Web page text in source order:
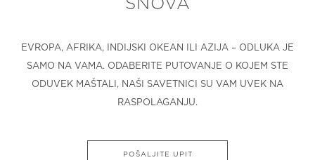
SNOVA
EVROPA, AFRIKA, INDIJSKI OKEAN ILI AZIJA – ODLUKA JE
SAMO NA VAMA. ODABERITE PUTOVANJE O KOJEM STE
ODUVEK MAŠTALI, NAŠI SAVETNICI SU VAM UVEK NA
RASPOLAGANJU.
POŠALJITE UPIT